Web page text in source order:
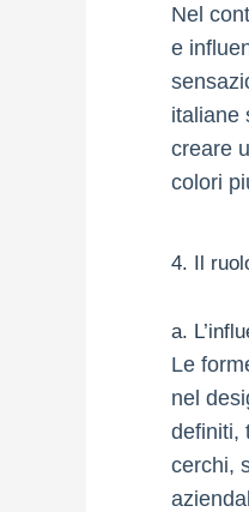
Nel
e
italiane
creare
colori
4. Il
a.
Le
nel
definiti,
cerchi,